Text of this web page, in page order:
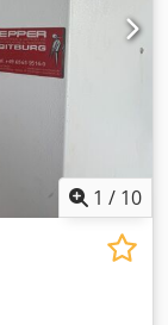
1 / 10